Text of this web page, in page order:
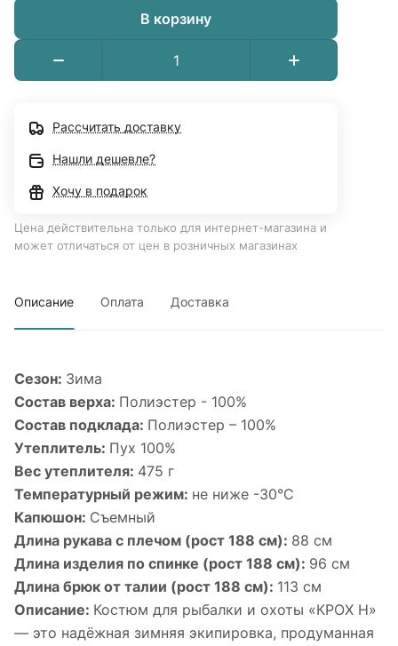
В корзину
Рассчитать доставку
Нашли дешевле?
Хочу в подарок
Цена действительна только для интернет-магазина и
может отличаться от цен в розничных магазинах
Описание Оплата Доставка
Сезон: Зима
Состав верха: Полиэстер - 100%
Состав подклада: Полиэстер – 100%
Утеплитель: Пух 100%
Вес утеплителя: 475 г
Температурный режим: не ниже -30°С
Капюшон: Съемный
Длина рукава с плечом (рост 188 см): 88 см
Длина изделия по спинке (рост 188 см): 96 см
Длина брюк от талии (рост 188 см): 113 см
Описание: Костюм для рыбалки и охоты «КРОХ Н»
— это надёжная зимняя экипировка, продуманная